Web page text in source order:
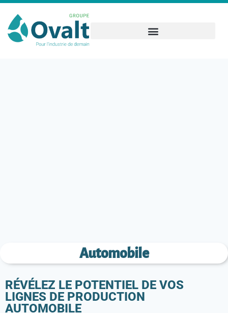
Automobile
RÉVÉLEZ LE POTENTIEL DE VOS
LIGNES DE PRODUCTION
AUTOMOBILE